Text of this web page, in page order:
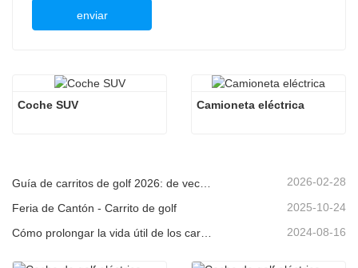
enviar
Coche SUV Camioneta eléctrica
2026-02-28
Feria de Cantón - Carrito de golf 2025-10-24
Cómo prolongar la vida útil de los carritos de golf eléctricos 2024-08-16